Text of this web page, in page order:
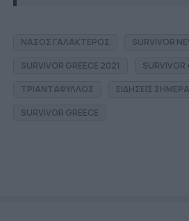
ΝΑΣΟΣ ΓΑΛΑΚΤΕΡΟΣ SURVIVOR
SURVIVOR GREECE 2021
SURVIVOR
ΤΡΙΑΝΤΑΦΥΛΛΟΣ
ΕΙΔΗΣΕΙΣ ΣΗΜΕΡΑ
SURVIVOR GREECE